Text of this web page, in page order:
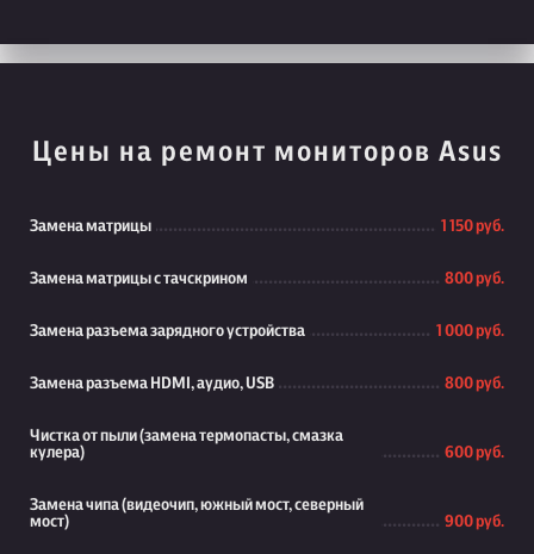
Цены на ремонт мониторов Asus
Замена матрицы 1 150 руб.
Замена матрицы с тачскрином 800 руб.
Замена разъема зарядного устройства 1 000 руб.
Замена разъема HDMI, аудио, USB 800 руб.
Чистка от пыли (замена термопасты, смазка
кулера)
600 руб.
Замена чипа (видеочип, южный мост, северный
мост)
900 руб.